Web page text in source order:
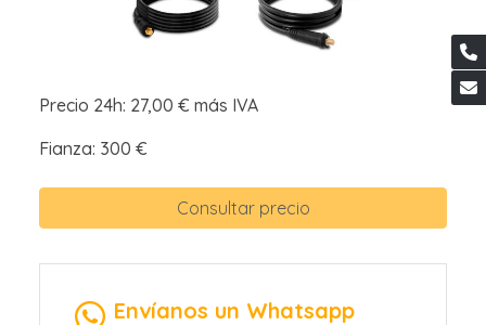
Precio 24h: 27,00 € más IVA
Fianza: 300 €
Consultar precio
Envíanos un Whatsapp